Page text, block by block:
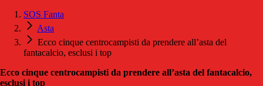
SOS Fanta
Asta
Ecco cinque centrocampisti da prendere all’asta del
fantacalcio, esclusi i top
Ecco cinque centrocampisti da prendere all’asta del fantacalcio,
esclusi i top